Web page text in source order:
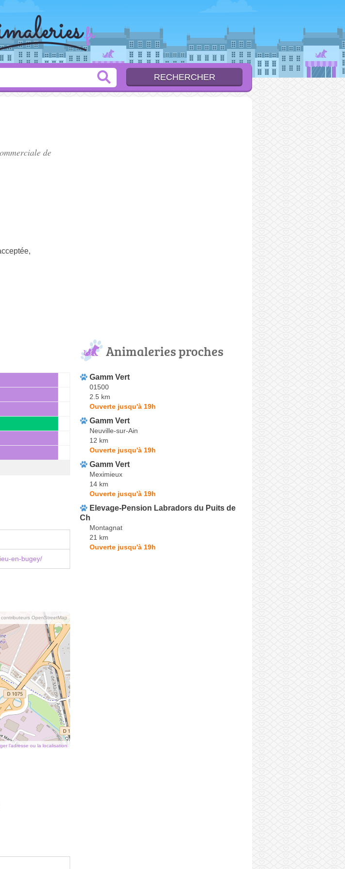
de
,
en-bugey/
OpenStreetMap
l’adresse ou la localisation
Animaleries proches
Gamm Vert
01500
2.5 km
Ouverte jusqu'à 19h
Gamm Vert
Neuville-sur-Ain
12 km
Ouverte jusqu'à 19h
Gamm Vert
Meximieux
14 km
Ouverte jusqu'à 19h
Elevage-Pension Labradors du Puits de
Ch
Montagnat
21 km
Ouverte jusqu'à 19h